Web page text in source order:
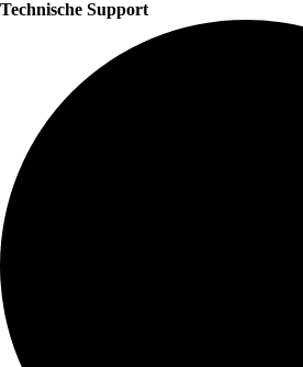
Technische Support